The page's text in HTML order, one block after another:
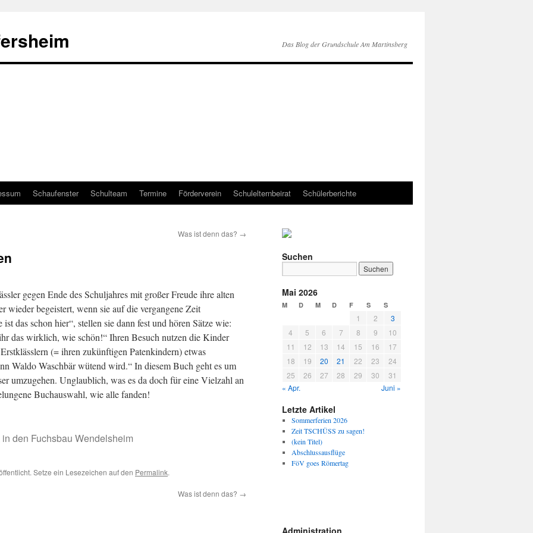
Das Blog der Grundschule Am Martinsberg
Schaufenster Schulteam Termine Förderverein Schulelternbeirat Schülerberichte
Was ist denn das? →
gegen Ende des Schuljahres mit großer Freude ihre alten
wieder begeistert, wenn sie auf die vergangene Zeit
das schon hier“, stellen sie dann fest und hören Sätze wie:
das wirklich, wie schön!“ Ihren Besuch nutzen die Kinder
(= ihren zukünftigen Patenkindern) etwas
Waldo Waschbär wütend wird.“ In diesem Buch geht es um
umzugehen. Unglaublich, was es da doch für eine Vielzahl an
Buchauswahl, wie alle fanden!
den Fuchsbau Wendelsheim
Setze ein Lesezeichen auf den Permalink.
Was ist denn das? →
Suchen
Mai 2026
M D M D F S S
1 2
3
4
5 6 7 8 9
10
11
12 13 14 15 16
17
18
19 20 21 22 23
24
25
26 27 28 29 30
31
« Apr.
Juni »
Letzte Artikel
Sommerferien 2026
Zeit TSCHÜSS zu sagen!
(kein Titel)
Abschlussausflüge
FöV goes Römertag
Administration